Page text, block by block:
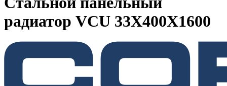
радиатор VCU 33Х400X1600